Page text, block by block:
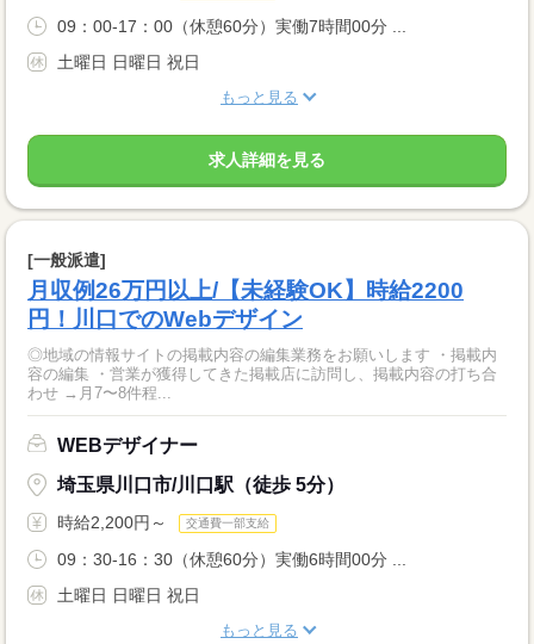
09：00-17：00（休憩60分）実働7時間00分 ...
土曜日 日曜日 祝日
もっと見る
求人詳細を見る
[一般派遣]
月収例26万円以上/【未経験OK】時給2200
円！川口でのWebデザイン
◎地域の情報サイトの掲載内容の編集業務をお願いします ・掲載内
容の編集 ・営業が獲得してきた掲載店に訪問し、掲載内容の打ち合
わせ →月7〜8件程...
WEBデザイナー
埼玉県川口市/川口駅（徒歩 5分）
時給2,200円～ 交通費一部支給
09：30-16：30（休憩60分）実働6時間00分 ...
土曜日 日曜日 祝日
もっと見る